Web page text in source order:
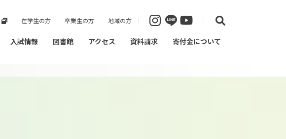
入試情報 図書館 アクセス 資料請求 寄付金について
在学生の方 卒業生の方 地域の方